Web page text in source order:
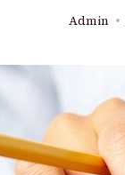
Admin